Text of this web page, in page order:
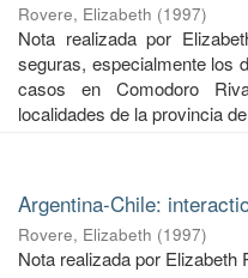
Rovere, Elizabeth (1997)
Nota realizada por
seguras, especialmente los
casos en Comodoro
localidades de la provincia
Argentina-Chile:
Rovere, Elizabeth (1997)
Nota realizada por Elizabeth